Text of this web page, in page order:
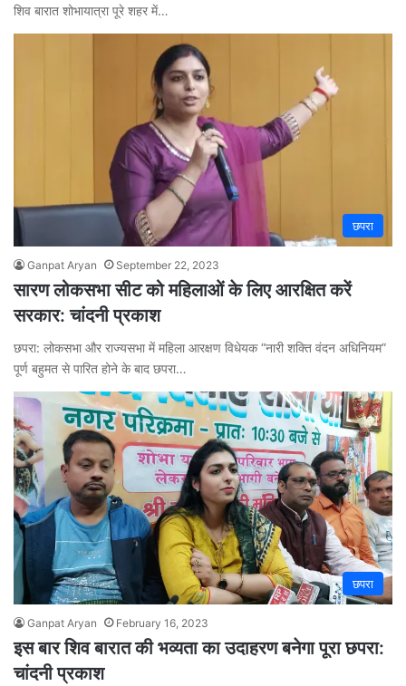
शिव बारात शोभायात्रा पूरे शहर में…
छपरा
Ganpat Aryan September 22, 2023
सारण लोकसभा सीट को महिलाओं के लिए आरक्षित करें
सरकार: चांदनी प्रकाश
छपरा: लोकसभा और राज्यसभा में महिला आरक्षण विधेयक “नारी शक्ति वंदन अधिनियम”
पूर्ण बहुमत से पारित होने के बाद छपरा…
छपरा
Ganpat Aryan February 16, 2023
इस बार शिव बारात की भव्यता का उदाहरण बनेगा पूरा छपरा:
चांदनी प्रकाश